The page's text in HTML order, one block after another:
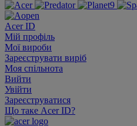
Acer ID
Мій профіль
Мої вироби
Зареєструвати виріб
Моя спільнота
Вийти
Увійти
Зареєструватися
Що таке Acer ID?